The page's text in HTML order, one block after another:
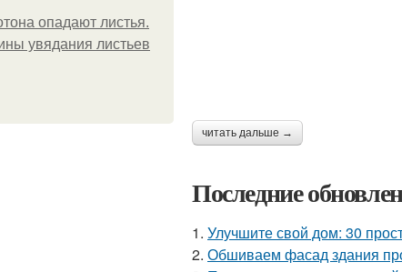
опадают листья.
увядания листьев
читать дальше →
Последние
1. Улучшите свой дом: 30
2. Обшиваем фасад здания